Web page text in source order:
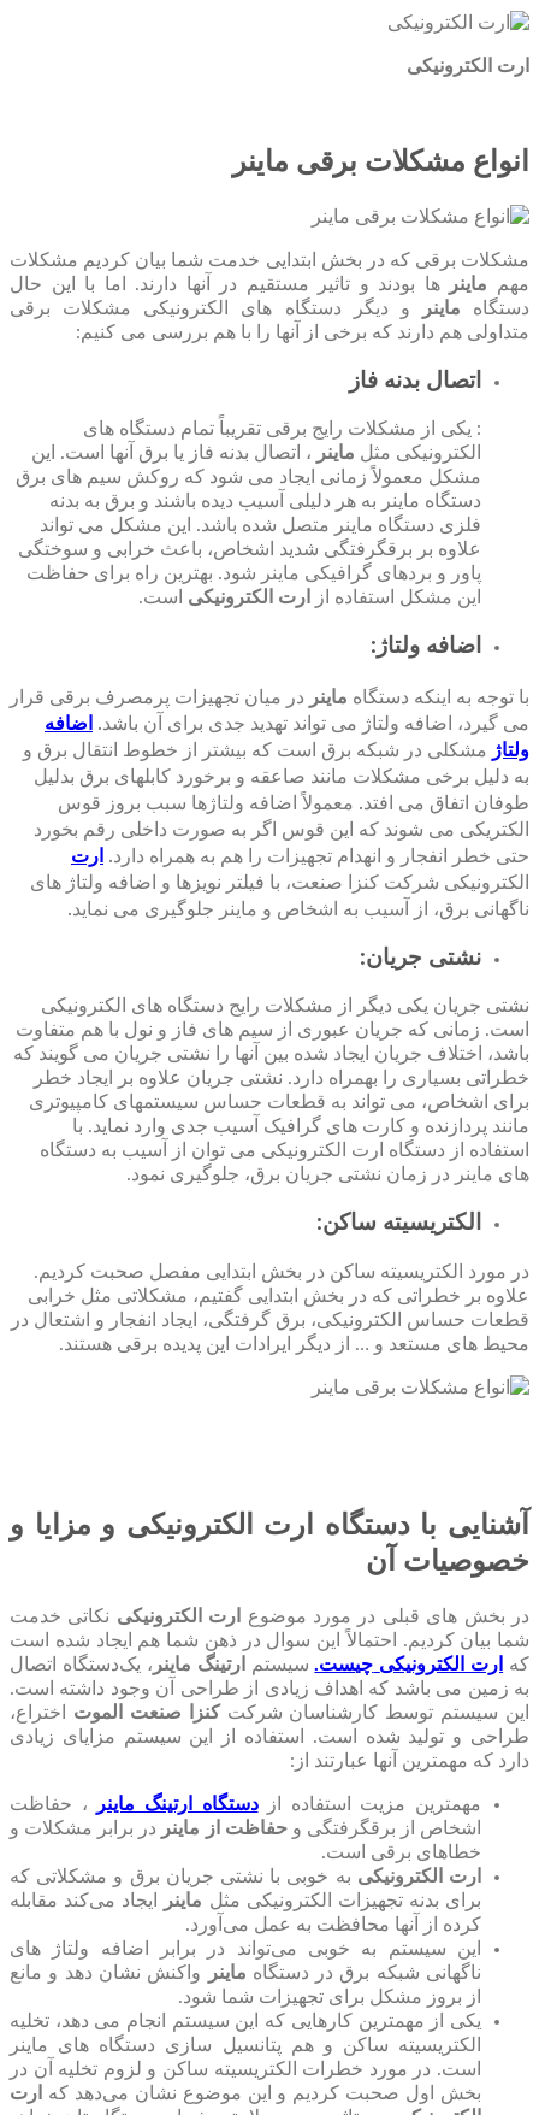
ارت الکترونیکی
انواع مشکلات برقی ماینر
مشکلات برقی که در بخش ابتدایی خدمت شما بیان کردیم مشکلات
مهم ماینر
ها بودند و تاثیر مستقیم در آنها دارند. اما با این حال
دستگاه ماینر
و دیگر دستگاه ‌های الکترونیکی مشکلات برقی
متداولی هم دارند که برخی از آنها را با هم بررسی می کنیم:
اتصال بدنه فاز
: یکی از مشکلات رایج برقی تقریباً تمام دستگاه ‌های
الکترونیکی مثل ماینر ، اتصال بدنه فاز یا برق آنها است. این
مشکل معمولاً زمانی ایجاد می شود که روکش سیم های برق
دستگاه ماینر به هر دلیلی آسیب دیده باشند و برق به بدنه
فلزی دستگاه ماینر متصل شده باشد. این مشکل می تواند
علاوه بر برقگرفتگی شدید اشخاص، باعث خرابی و سوختگی
پاور و بردهای گرافیکی ماینر شود. بهترین راه برای حفاظت
این مشکل استفاده از
ارت الکترونیکی است.
اضافه ولتاژ:
با توجه به اینکه دستگاه ماینر در میان تجهیزات پرمصرف برقی قرار
می گیرد، اضافه ولتاژ می تواند تهدید جدی برای آن باشد. اضافه
ولتاژ مشکلی در شبکه برق است که بیشتر از خطوط انتقال برق و
به دلیل برخی مشکلات مانند صاعقه و برخورد کابلهای برق بدلیل
طوفان اتفاق می افتد. معمولاً اضافه ولتاژها سبب بروز قوس
الکتریکی می شوند که این قوس اگر به صورت داخلی رقم بخورد
حتی خطر انفجار و انهدام تجهیزات را هم به همراه دارد. ارت
الکترونیکی شرکت کنزا صنعت، با فیلتر نویزها و اضافه ولتاژ های
ناگهانی برق، از آسیب به اشخاص و ماینر جلوگیری می نماید.
نشتی جریان:
نشتی جریان یکی دیگر از مشکلات رایج دستگاه های الکترونیکی
است. زمانی که جریان عبوری از سیم های فاز و نول با هم متفاوت
باشد، اختلاف جریان ایجاد شده بین آنها را نشتی جریان می گویند که
خطراتی بسیاری را بهمراه دارد. نشتی جریان علاوه بر ایجاد خطر
برای اشخاص، می تواند به قطعات حساس سیستمهای کامپیوتری
مانند پردازنده و کارت های گرافیک آسیب جدی وارد نماید. با
استفاده از دستگاه ارت الکترونیکی می توان از آسیب به دستگاه
های ماینر در زمان نشتی جریان برق، جلوگیری نمود.
الکتریسیته ساکن:
در مورد الکتریسیته ساکن در بخش ابتدایی مفصل صحبت کردیم.
علاوه بر خطراتی که در بخش ابتدایی گفتیم، مشکلاتی مثل خرابی
قطعات حساس الکترونیکی، برق گرفتگی، ایجاد انفجار و اشتعال در
محیط های مستعد و … از دیگر ایرادات این پدیده برقی هستند.
آشنایی با دستگاه ارت الکترونیکی و مزایا و
خصوصیات آن
در بخش های قبلی در مورد موضوع ارت الکترونیکی نکاتی خدمت
شما بیان کردیم. احتمالاً این سوال در ذهن شما هم ایجاد شده است
که
ارت الکترونیکی چیست.سیستم ارتینگ ماینر ، یک‌دستگاه اتصال
به زمین می باشد که اهداف زیادی از طراحی آن وجود داشته است.
این سیستم توسط کارشناسان شرکتکنزا صنعت الموت اختراع،
طراحی و تولید شده است. استفاده از این سیستم مزایای زیادی
دارد که مهمترین آنها عبارتند از:
مهمترین مزیت استفاده ازدستگاه ارتینگ ماینر
، حفاظت
اشخاص از برقگرفتگی وحفاظت از ماینر
در برابر مشکلات و
خطاهای برقی است.
ارت الکترونیکی به خوبی با نشتی جریان برق و مشکلاتی که
برای بدنه تجهیزات الکترونیکی مثل ماینر
ایجاد می‌کند مقابله
کرده از آنها محافظت به عمل می‌آورد.
این سیستم به خوبی می‌تواند در برابر اضافه ولتاژ های
ناگهانی شبکه برق در دستگاه ماینر
واکنش نشان دهد و مانع
از بروز مشکل برای تجهیزات شما شود.
یکی از مهمترین کارهایی که این سیستم انجام می دهد، تخلیه
الکتریسیته ساکن و هم پتانسیل سازی دستگاه های ماینر
است. در مورد خطرات الکتریسیته ساکن و لزوم تخلیه آن در
بخش اول صحبت کردیم و این موضوع نشان می‌دهد که
ارت